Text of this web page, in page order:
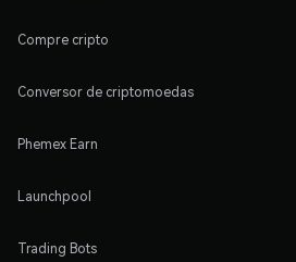
Compre cripto
Conversor de criptomoedas
Phemex Earn
Launchpool
Trading Bots